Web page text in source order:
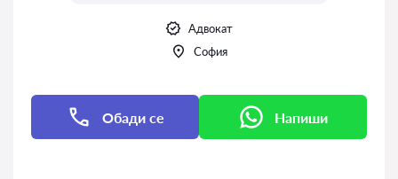
Адвокат
София
Обади се Напиши